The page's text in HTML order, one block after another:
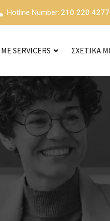
Hotline Number: 210 220
SERVICERS ΣΧΕΤΙΚΑ